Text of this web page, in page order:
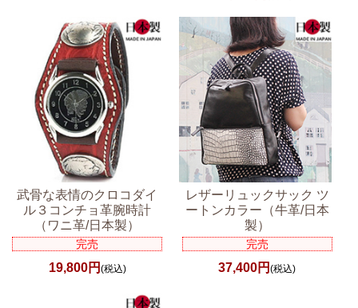
武骨な表情のクロコダイ
ル３コンチョ革腕時計
（ワニ革/日本製）
完売
19,800円 (税込)
レザーリュックサック ツ
ートンカラー（牛革/日本
製）
完売
37,400円(税込)